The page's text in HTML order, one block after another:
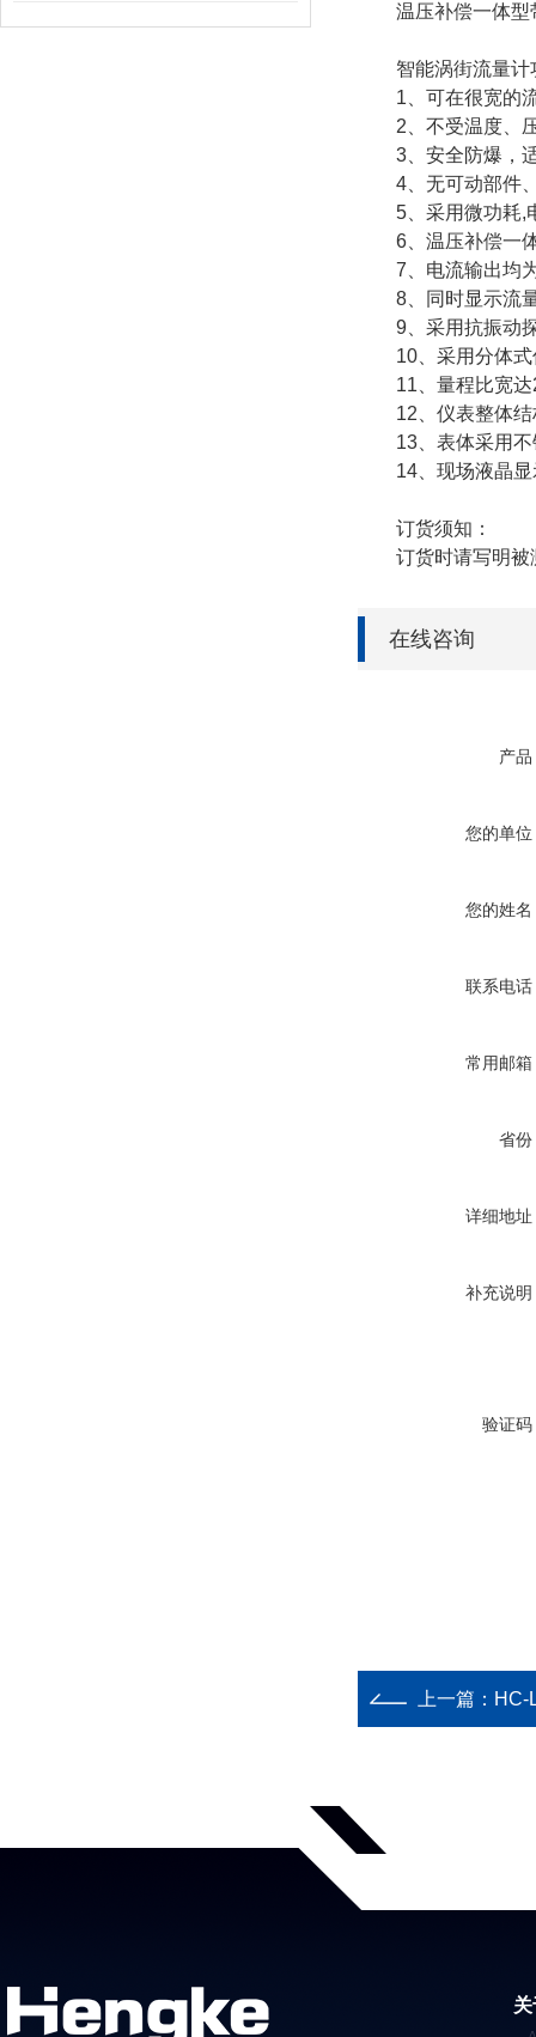
温压补偿一体型带
智能涡街流量计
1、可在很宽的流
2、不受温度、压
3、安全防爆，适
4、无可动部件、
5、采用微功耗,电
6、温压补偿一
7、电流输出均为
8、同时显示流量
9、采用抗振动探
10、采用分体式
11、量程比宽达
12、仪表整体结
13、表体采用不
14、现场液晶显
订货须知：
订货时请写明被测
在线咨询
产品
您的单位
您的姓名
联系电话
常用邮箱
省份
详细地址
补充说明
验证码
上一篇： HC-